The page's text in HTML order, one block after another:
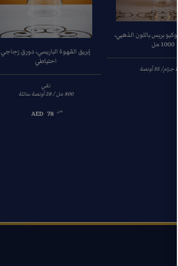
بريس باللون الذهبي،
1000 مل
إبريق القهوة الباريسي، دورق زجاجي
احتياطي
نقي
‏800 مل / ‏28 أونصة سائلة
من AED 78